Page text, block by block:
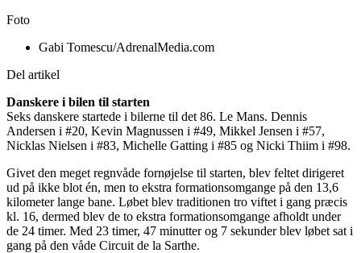
Foto
Gabi Tomescu/AdrenalMedia.com
Del artikel
Danskere i bilen til starten
Seks danskere startede i bilerne til det 86. Le Mans. Dennis
Andersen i #20, Kevin Magnussen i #49, Mikkel Jensen i #57,
Nicklas Nielsen i #83, Michelle Gatting i #85 og Nicki Thiim i #98.
Givet den meget regnvåde fornøjelse til starten, blev feltet dirigeret
ud på ikke blot én, men to ekstra formationsomgange på den 13,6
kilometer lange bane. Løbet blev traditionen tro viftet i gang præcis
kl. 16, dermed blev de to ekstra formationsomgange afholdt under
de 24 timer. Med 23 timer, 47 minutter og 7 sekunder blev løbet sat i
gang på den våde Circuit de la Sarthe.